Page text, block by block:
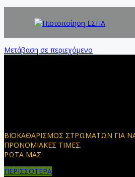
Μετάβαση σε περιεχόμενο
ΒΙΟΚΑΘΑΡΙΣΜΟΣ ΣΤΡΩΜΑΤΩΝ ΓΙΑ
ΠΡΟΝΟΜΙΑΚΕΣ ΤΙΜΕΣ.
ΡΩΤΑ ΜΑΣ
ΠΕΡΙΣΣΟΤΕΡΑ